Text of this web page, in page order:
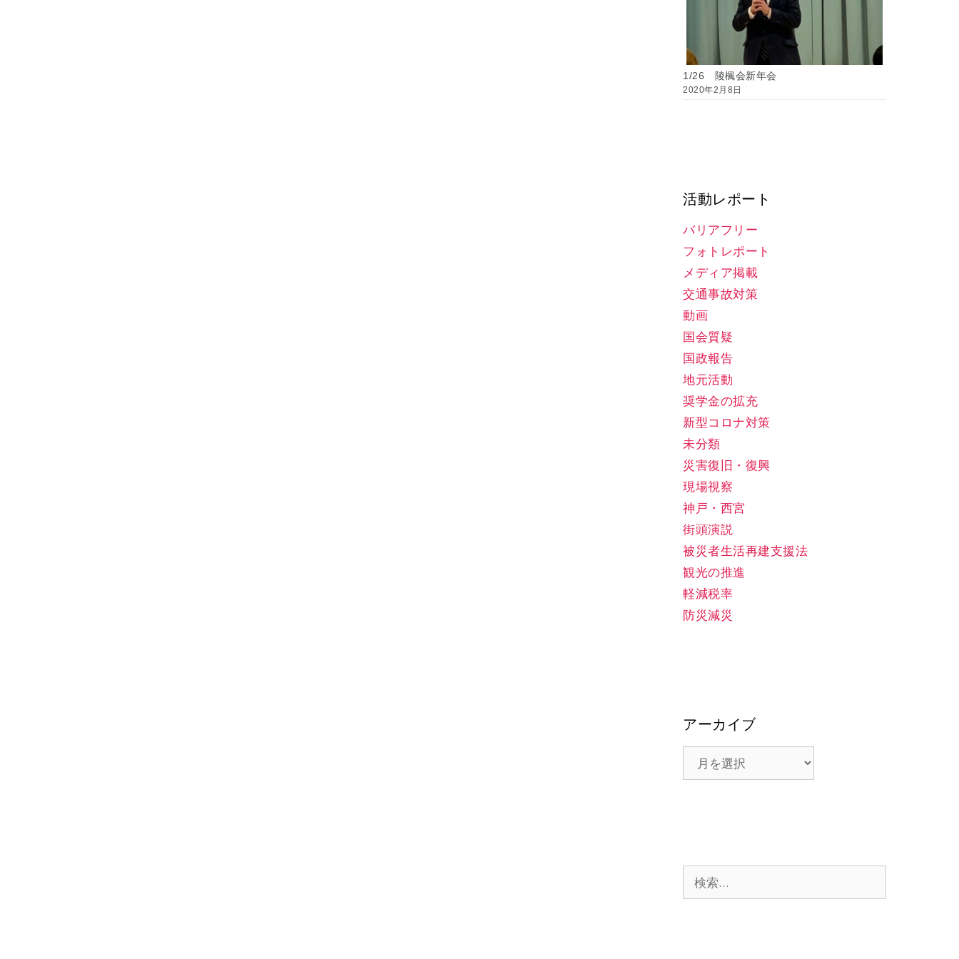
1/26 陵楓会新年会
2020年2月8日
活動レポート
バリアフリー
フォトレポート
メディア掲載
交通事故対策
動画
国会質疑
国政報告
地元活動
奨学金の拡充
新型コロナ対策
未分類
災害復旧・復興
現場視察
神戸・西宮
街頭演説
被災者生活再建支援法
観光の推進
軽減税率
防災減災
アーカイブ
索: